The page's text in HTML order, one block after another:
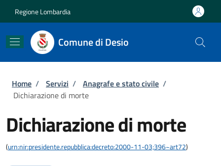
Regione Lombardia
Comune di Desio
Briciole di pane
Home / Servizi / Anagrafe e stato civile /
Dichiarazione di morte
Dichiarazione di morte
(urn:nir:presidente.repubblica:decreto:2000-11-03;396~art72)